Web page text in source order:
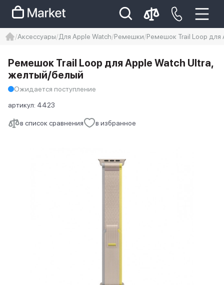
Iphone 14 pro max
айфон 14
Аксессуары Для Apple Watch Ремешки Ремешок Trail Loop для
в список сравнения в избранное
Ремешок Trail Loop для Apple Watch Ultra,
желтый/белый
Ожидается поступление
артикул: 4423